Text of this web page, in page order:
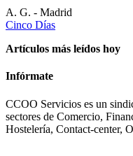
A. G. - Madrid
Cinco Días
Artículos más leídos hoy
Infórmate
CCOO Servicios es un
sectores de Comercio,
Hostelería, Contact-center,